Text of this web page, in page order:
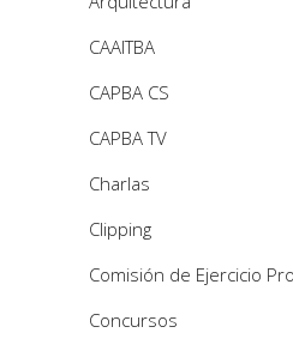
CAAITBA
CAPBA CS
CAPBA TV
Charlas
Clipping
Comisión de Ejercicio
Concursos